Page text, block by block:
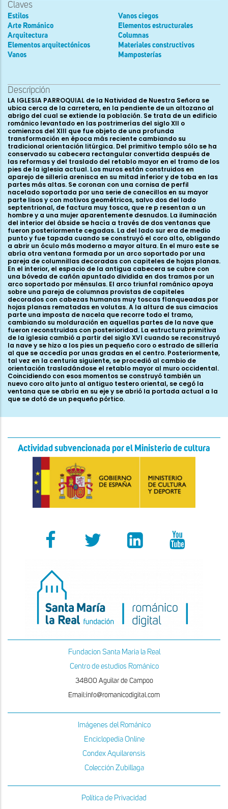
Claves
Estilos
Arte Románico
Arquitectura
Elementos arquitectónicos
Vanos
Vanos ciegos
Elementos estructurales
Columnas
Materiales constructivos
Mamposterías
Descripción
LA IGLESIA PARROQUIAL de la Natividad de Nuestra Señora se
ubica cerca de la carretera, en la pendiente de un altozano al
abrigo del cual se extiende la población. Se trata de un edificio
románico levantado en las postrimerías del siglo XII o
comienzos del XIII que fue objeto de una profunda
transformación en época más reciente cambiando su
tradicional orientación litúrgica. Del primitivo templo sólo se ha
conservado su cabecera rectangular convertida después de
las reformas y del traslado del retablo mayor en el tramo de los
pies de la iglesia actual. Los muros están construidos en
aparejo de sillería arenisca en su mitad inferior y de toba en las
partes más altas. Se coronan con una cornisa de perfil
nacelado soportada por una serie de canecillos en su mayor
parte lisos y con motivos geométricos, salvo dos del lado
septentrional, de factura muy tosca, que re p resentan a un
hombre y a una mujer aparentemente desnudos. La iluminación
del interior del ábside se hacía a través de dos ventanas que
fueron posteriormente cegadas. La del lado sur era de medio
punto y fue tapada cuando se construyó el coro alto, obligando
a abrir un óculo más moderno a mayor altura. En el muro este se
abría otra ventana formada por un arco soportado por una
pareja de columnillas decoradas con capiteles de hojas planas.
En el interior, el espacio de la antigua cabecera se cubre con
una bóveda de cañón apuntado dividida en dos tramos por un
arco soportado por ménsulas. El arco triunfal románico apoya
sobre una pareja de columnas provistas de capiteles
decorados con cabezas humanas muy toscas flanqueadas por
hojas planas rematadas en volutas. A la altura de sus cimacios
parte una imposta de nacela que recorre todo el tramo,
cambiando su molduración en aquellas partes de la nave que
fueron reconstruidas con posterioridad. La estructura primitiva
de la iglesia cambió a partir del siglo XVI cuando se reconstruyó
la nave y se hizo a los pies un pequeño coro o estrado de sillería
al que se accedía por unas gradas en el centro. Posteriormente,
tal vez en la centuria siguiente, se procedió al cambio de
orientación trasladándose el retablo mayor al muro occidental.
Coincidiendo con esos momentos se construyó también un
nuevo coro alto junto al antiguo testero oriental, se cegó la
ventana que se abría en su eje y se abrió la portada actual a la
que se dotó de un pequeño pórtico.
Actividad subvencionada por el Ministerio de cultura
Fundacion Santa Maria la Real
Centro de estudios Románico
34800 Aguilar de Campoo
Email:info@romanicodigital.com
Imágenes del Románico
Enciclopedia Online
Condex Aquilarensis
Colección Zubillaga
Política de Privacidad